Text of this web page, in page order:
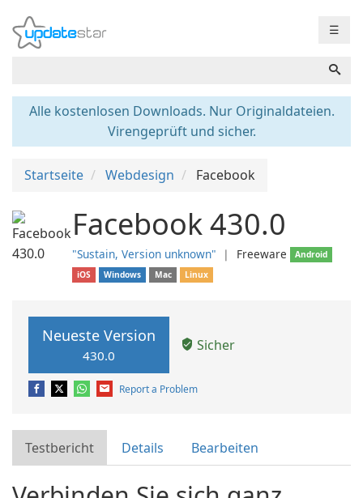
☰
Alle kostenlosen Downloads. Nur Originaldateien.
Virengeprüft und sicher.
Startseite Webdesign Facebook
Facebook 430.0
"Sustain, Version unknown" ❘ Freeware
Android
iOS
Windows Mac Linux
Neueste Version
430.0
Sicher
Report a Problem
Testbericht Details Bearbeiten